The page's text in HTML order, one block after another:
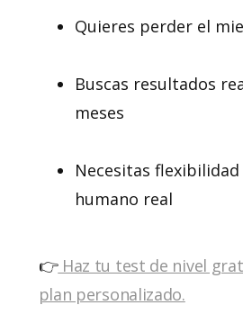
Quieres perder el
Buscas resultados
meses
Necesitas
humano real
👉Haz tu test de nivel
plan personalizado.